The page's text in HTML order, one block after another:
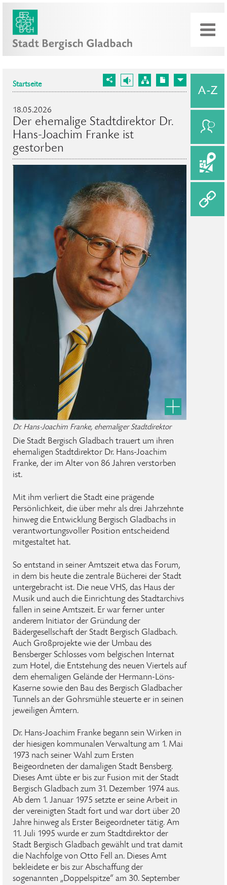
Startseite
18.05.2026
Der ehemalige Stadtdirektor Dr.
Hans-Joachim Franke ist
gestorben
Dr. Hans-Joachim Franke, ehemaliger Stadtdirektor
Die Stadt Bergisch Gladbach trauert um ihren
ehemaligen Stadtdirektor Dr. Hans-Joachim
Franke, der im Alter von 86 Jahren verstorben
ist.
Mit ihm verliert die Stadt eine prägende
Persönlichkeit, die über mehr als drei Jahrzehnte
hinweg die Entwicklung Bergisch Gladbachs in
verantwortungsvoller Position entscheidend
mitgestaltet hat.
So entstand in seiner Amtszeit etwa das Forum,
in dem bis heute die zentrale Bücherei der Stadt
untergebracht ist. Die neue VHS, das Haus der
Musik und auch die Einrichtung des Stadtarchivs
fallen in seine Amtszeit. Er war ferner unter
anderem Initiator der Gründung der
Bädergesellschaft der Stadt Bergisch Gladbach.
Auch Großprojekte wie der Umbau des
Bensberger Schlosses vom belgischen Internat
zum Hotel, die Entstehung des neuen Viertels auf
dem ehemaligen Gelände der Hermann-Löns-
Kaserne sowie den Bau des Bergisch Gladbacher
Tunnels an der Gohrsmühle steuerte er in seinen
jeweiligen Ämtern.
Dr. Hans-Joachim Franke begann sein Wirken in
der hiesigen kommunalen Verwaltung am 1. Mai
1973 nach seiner Wahl zum Ersten
Beigeordneten der damaligen Stadt Bensberg.
Dieses Amt übte er bis zur Fusion mit der Stadt
Bergisch Gladbach zum 31. Dezember 1974 aus.
Ab dem 1. Januar 1975 setzte er seine Arbeit in
der vereinigten Stadt fort und war dort über 20
Jahre hinweg als Erster Beigeordneter tätig. Am
11. Juli 1995 wurde er zum Stadtdirektor der
Stadt Bergisch Gladbach gewählt und trat damit
die Nachfolge von Otto Fell an. Dieses Amt
bekleidete er bis zur Abschaffung der
sogenannten „Doppelspitze“ am 30. September